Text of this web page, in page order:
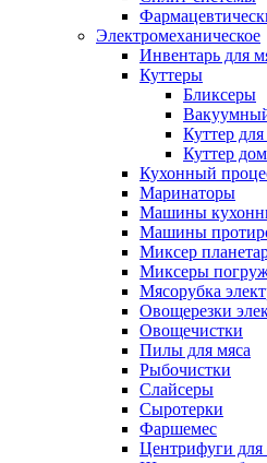
Электромеханическое
Инвентарь для
Куттеры
Бликсеры
Куттер
Куттер
Кухонный
Маринаторы
Машины
Машины
Миксер
Миксеры
Мясорубка
Овощерезки
Овощечистки
Пилы для мяса
Рыбочистки
Слайсеры
Сыротерки
Фаршемес
Центрифуги для